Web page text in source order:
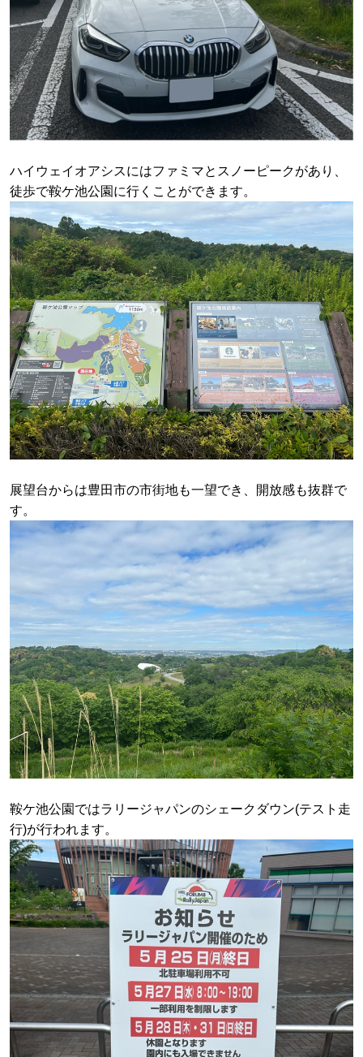
ハイウェイオアシスにはファミマとスノーピークがあり、
徒歩で鞍ケ池公園に行くことができます。
展望台からは豊田市の市街地も一望でき、開放感も抜群で
す。
鞍ケ池公園ではラリージャパンのシェークダウン(テスト走
行)が行われます。